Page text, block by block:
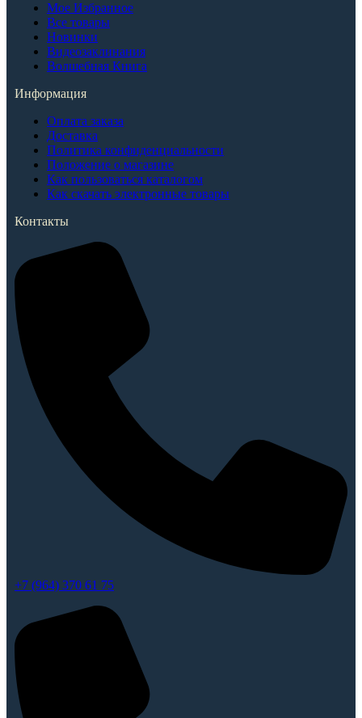
Мое Избранное
Все товары
Новинки
Видеозаклинания
Волшебная Книга
Информация
Оплата заказа
Доставка
Политика конфиденциальности
Положение о магазине
Как пользоваться каталогом
Как скачать электронные товары
Контакты
+7 (964) 370 61 75